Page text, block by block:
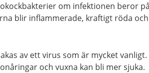
om infektionen beror
blir inflammerade, kraftigt röda
av ett virus som är mycket vanligt.
och vuxna kan bli mer sjuka.